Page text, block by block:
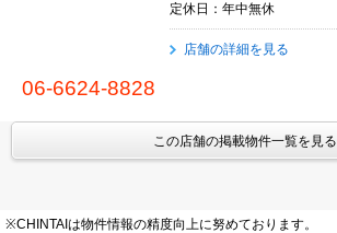
定休日：年中無休
店舗の詳細を見る
06-6624-8828
この店舗の掲載物件一覧を見る
※CHINTAIは物件情報の精度向上に努めております。